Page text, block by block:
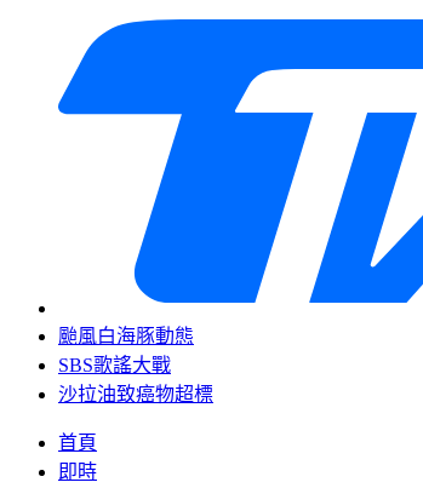
颱風白海豚動態
SBS歌謠大戰
沙拉油致癌物超標
首頁
即時